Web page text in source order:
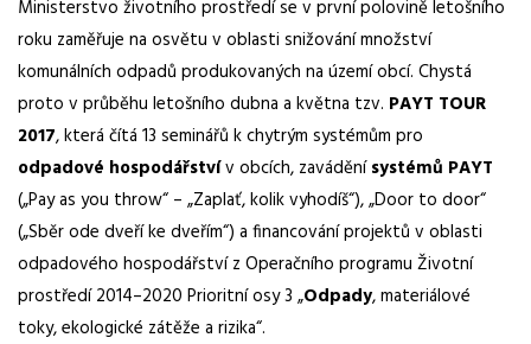
Ministerstvo životního prostředí se v první polovině letošního
roku zaměřuje na osvětu v oblasti snižování množství
komunálních odpadů produkovaných na území obcí. Chystá
proto v průběhu letošního dubna a května tzv. PAYT TOUR
2017, která čítá 13 seminářů k chytrým systémům pro
odpadové hospodářstvív obcích, zaváděnísystémů PAYT
(„Pay as you throw“ – „Zaplať, kolik vyhodíš“), „Door to door“
(„Sběr ode dveří ke dveřím“) a financování projektů v oblasti
odpadového hospodářství z Operačního programu Životní
prostředí 2014–2020 Prioritní osy 3 „Odpady, materiálové
toky, ekologické zátěže a rizika“.